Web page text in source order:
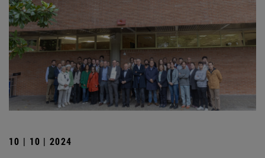
10 | 10 | 2024